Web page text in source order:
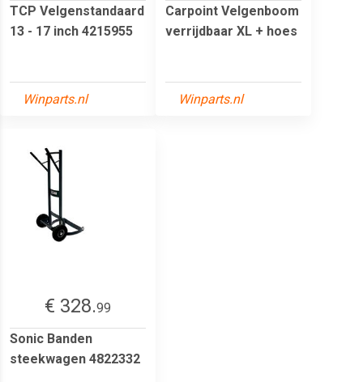
TCP Velgenstandaard
13 - 17 inch 4215955
Winparts.nl
Carpoint Velgenboom
verrijdbaar XL + hoes
Winparts.nl
€ 328.99
Sonic Banden
steekwagen 4822332